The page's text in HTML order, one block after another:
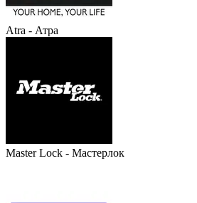
Atra - Атра
Master Lock - Мастерлок